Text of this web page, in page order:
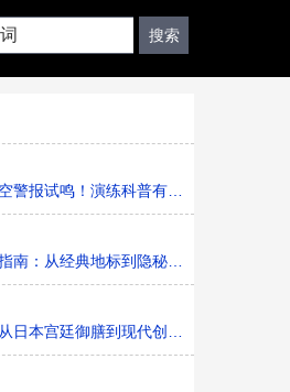
警报试鸣！演练科普有序进行，人防意
南：从经典地标到隐秘胜地
日本宫廷御膳到现代创新的甜蜜传承